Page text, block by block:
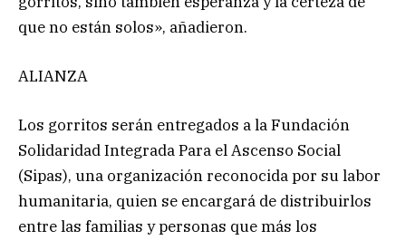
que no están solos», añadieron.
ALIANZA
Los gorritos serán entregados a la Fundación
Solidaridad Integrada Para el Ascenso Social
(Sipas), una organización reconocida por su labor
humanitaria, quien se encargará de distribuirlos
entre las familias y personas que más los